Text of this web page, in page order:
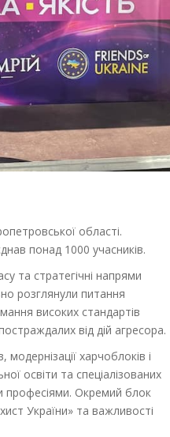
області.
понад 1000 учасників.
та стратегічні напрями
розглянули питання
високих стандартів
від дій агресора.
харчоблоків і
освіти та спеціалізованих
професіями. Окремий блок
України» та важливості